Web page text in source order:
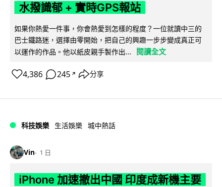
水撥識郁 + 實時GPS報站
如果你熱愛一件事，你會熱愛到怎樣的程度？一位就讀中三的
巴士鐵路迷，選擇由零開始，把自己的興趣一步步變成真正可
以運作的作品。他以紙皮親手製作出...
閱讀全文
4,386 245 ↗ 分享
科技娛樂 生活娛樂 城中熱話
Vin 1 日
iPhone 加速撤出中國 印度成新機主要